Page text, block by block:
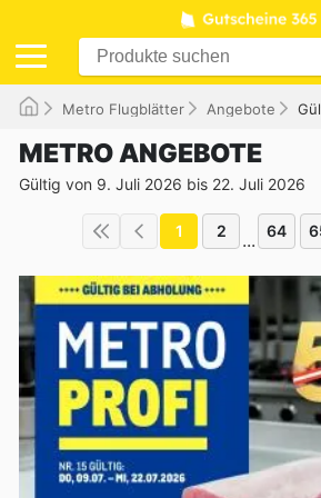
Metro Flugblätter Angebote
METRO ANGEBOTE
Gültig von 9. Juli 2026 bis 22. Juli 2026
1 2 ... 64